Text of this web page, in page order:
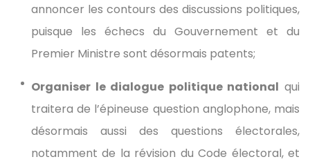
annoncer les contours des discussions politiques,
puisque les échecs du Gouvernement et du
Premier Ministre sont désormais patents;
Organiser le dialogue politique national qui
traitera de l’épineuse question anglophone, mais
désormais aussi des questions électorales,
notamment de la révision du Code électoral, et